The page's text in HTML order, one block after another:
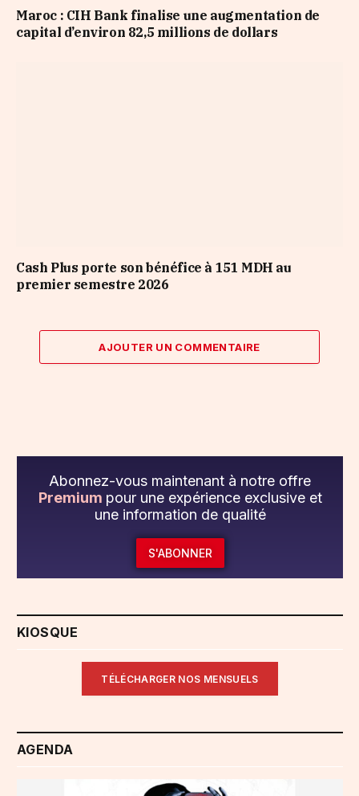
Maroc : CIH Bank finalise une augmentation de
capital d’environ 82,5 millions de dollars
Cash Plus porte son bénéfice à 151 MDH au
premier semestre 2026
AJOUTER UN COMMENTAIRE
Abonnez-vous maintenant à notre offre
Premium pour une expérience exclusive et
une information de qualité
S'ABONNER
KIOSQUE
TÉLÉCHARGER NOS MENSUELS
AGENDA